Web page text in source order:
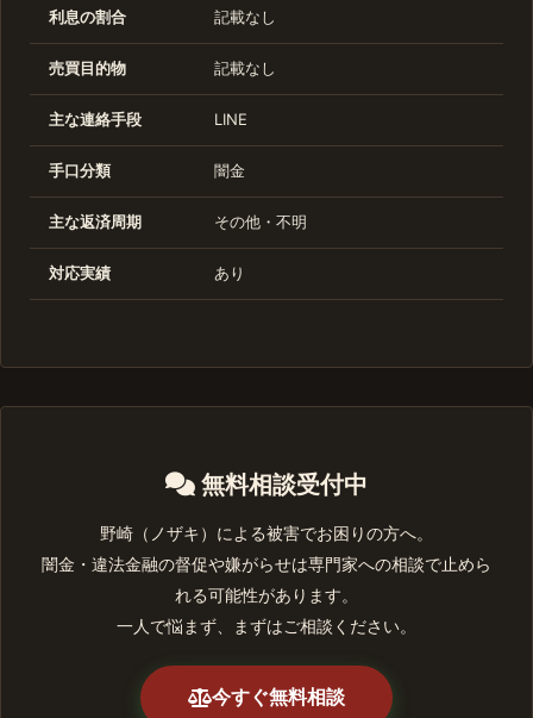
利息の割合 記載なし
売買目的物 記載なし
主な連絡手段 LINE
手口分類 闇金
主な返済周期 その他・不明
対応実績 あり
無料相談受付中
野崎（ノザキ）による被害でお困りの方へ。
闇金・違法金融の督促や嫌がらせは専門家への相談で止めら
れる可能性があります。
一人で悩まず、まずはご相談ください。
今すぐ無料相談